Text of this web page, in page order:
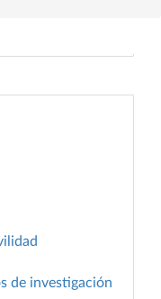
de investigación